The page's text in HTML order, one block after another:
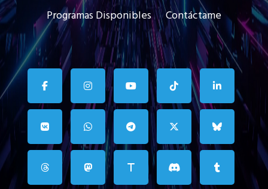
Programas Disponibles Contáctame